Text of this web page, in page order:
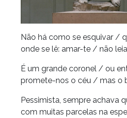
Não há como se esquivar /
onde se lê: amar-te / não
É um grande coronel / ou
promete-nos o céu / mas o
Pessimista, sempre achava
com muitas parcelas na